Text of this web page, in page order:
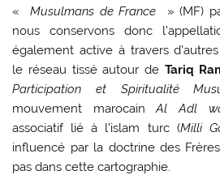
«
Musulmans de France
» (MF)
nous conservons donc
également active à travers
le réseau tissé autour de Tariq
Participation et Spiritualité
mouvement marocainAl Adl
associatif lié à l’islam turc (Milli
influencé par la doctrine des
pas dans cette cartographie.